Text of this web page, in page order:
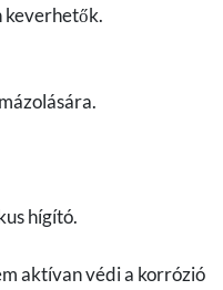
keverhetők.
hígító.
aktívan védi a korrózió